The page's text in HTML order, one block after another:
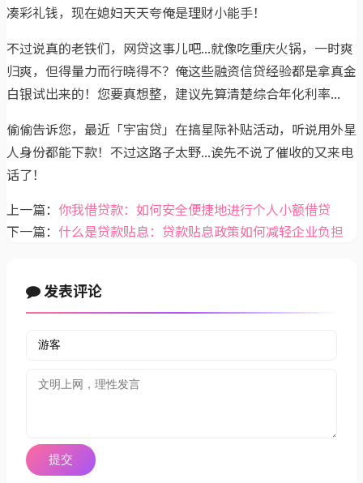
凑彩礼钱，现在媳妇天天夸俺是理财小能手！
不过说真的老铁们，网贷这事儿吧...就像吃重庆火锅，一时爽
归爽，但得量力而行晓得不？俺这些融资信贷经验都是拿真金
白银试出来的！您要真想整，建议先算清楚综合年化利率...
偷偷告诉您，最近「宇宙贷」在搞星际补贴活动，听说用外星
人身份都能下款！不过这路子太野...诶先不说了催收的又来电
话了！
上一篇： 你我借贷款：如何安全便捷地进行个人小额借贷
下一篇： 什么是贷款贴息：贷款贴息政策如何减轻企业负担
发表评论